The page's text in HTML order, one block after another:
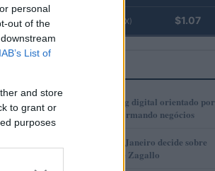
personal
out of the
IAB’s List of
and store
to grant or
purposes
(USDEX) $1.07
1
Como o marketing digital orientado por
dados está transformando negócios
2
Justiça do Rio de Janeiro decide sobre
divisão de bens de Zagallo